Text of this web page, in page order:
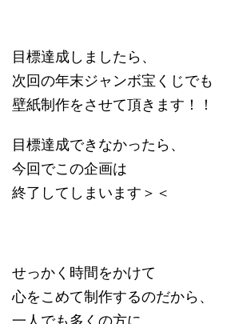
目標達成しましたら、
次回の年末ジャンボ宝くじでも
壁紙制作をさせて頂きます！！
目標達成できなかったら、
今回でこの企画は
終了してしまいます＞＜
せっかく時間をかけて
心をこめて制作するのだから、
一人でも多くの方に